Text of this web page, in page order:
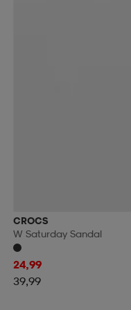
CROCS
W Saturday Sandal
24,99
39,99